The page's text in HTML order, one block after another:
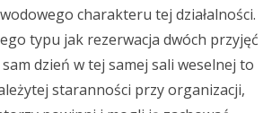
charakteru tej działalności.
typu jak rezerwacja dwóch przyjęć
dzień w tej samej sali weselnej to
staranności przy organizacji,